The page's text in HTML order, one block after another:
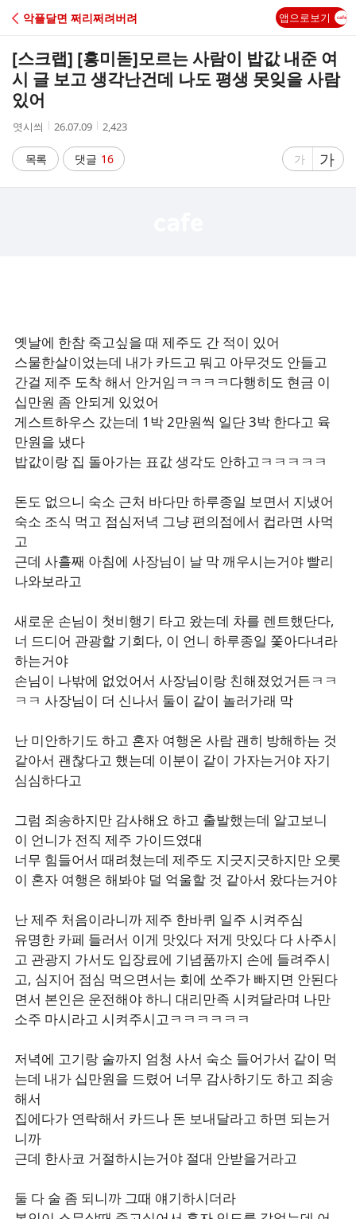
C
A
악플달면 쩌리쩌려버려 앱으로보기
[스크랩] [흥미돋]모르는 사람이 밥값 내준 여
시 글 보고 생각난건데 나도 평생 못잊을 사람
있어
작
자
엿시씌
작
시
간
26.07.09
조
수
2,423
목록 댓글 16
글
가
글
자
가
옛날에 한참 죽고싶을 때 제주도 간 적이 있어
스물한살이었는데 내가 카드고 뭐고 아무것도 안들고
간걸 제주 도착 해서 안거임ㅋㅋㅋㅋ다행히도 현금 이
십만원 좀 안되게 있었어
게스트하우스 갔는데 1박 2만원씩 일단 3박 한다고 육
만원을 냈다
밥값이랑 집 돌아가는 표값 생각도 안하고ㅋㅋㅋㅋㅋ
돈도 없으니 숙소 근처 바다만 하루종일 보면서 지냈어
숙소 조식 먹고 점심저녁 그냥 편의점에서 컵라면 사먹
고
근데 사흘째 아침에 사장님이 날 막 깨우시는거야 빨리
나와보라고
새로운 손님이 첫비행기 타고 왔는데 차를 렌트했단다,
너 드디어 관광할 기회다, 이 언니 하루종일 쫓아다녀라
하는거야
손님이 나밖에 없었어서 사장님이랑 친해졌었거든ㅋㅋ
ㅋㅋ 사장님이 더 신나서 둘이 같이 놀러가래 막
난 미안하기도 하고 혼자 여행온 사람 괜히 방해하는 것
같아서 괜찮다고 했는데 이분이 같이 가자는거야 자기
심심하다고
그럼 죄송하지만 감사해요 하고 출발했는데 알고보니
이 언니가 전직 제주 가이드였대
너무 힘들어서 때려쳤는데 제주도 지긋지긋하지만 오롯
이 혼자 여행은 해봐야 덜 억울할 것 같아서 왔다는거야
난 제주 처음이라니까 제주 한바퀴 일주 시켜주심
유명한 카페 들러서 이게 맛있다 저게 맛있다 다 사주시
고 관광지 가서도 입장료에 기념품까지 손에 들려주시
고, 심지어 점심 먹으면서는 회에 쏘주가 빠지면 안된다
면서 본인은 운전해야 하니 대리만족 시켜달라며 나만
소주 마시라고 시켜주시고ㅋㅋㅋㅋㅋㅋ
저녁에 고기랑 술까지 엄청 사서 숙소 들어가서 같이 먹
는데 내가 십만원을 드렸어 너무 감사하기도 하고 죄송
해서
집에다가 연락해서 카드나 돈 보내달라고 하면 되는거
니까
근데 한사코 거절하시는거야 절대 안받을거라고
둘 다 술 좀 되니까 그때 얘기하시더라